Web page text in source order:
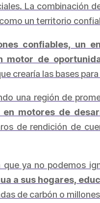
La combinación
un territorio
confiables, un
de
crearía las bases
una región de
motores de
de rendición de
ya no podemos
a sus hogares,
de carbón o